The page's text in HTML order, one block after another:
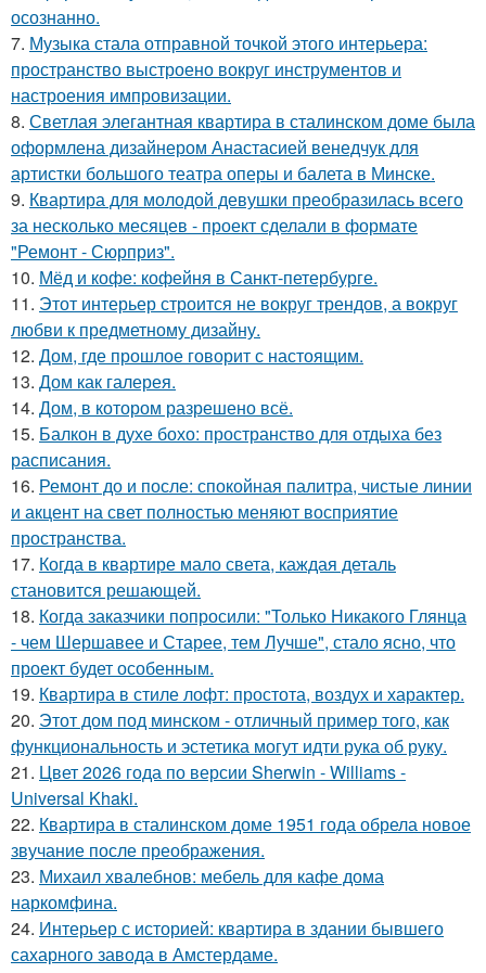
осознанно.
7. Музыка стала отправной точкой этого интерьера:
пространство выстроено вокруг инструментов и
настроения импровизации.
8. Светлая элегантная квартира в сталинском доме была
оформлена дизайнером Анастасией венедчук для
артистки большого театра оперы и балета в Минске.
9. Квартира для молодой девушки преобразилась всего
за несколько месяцев - проект сделали в формате
"Ремонт - Сюрприз".
10. Мёд и кофе: кофейня в Санкт-петербурге.
11. Этот интерьер строится не вокруг трендов, а вокруг
любви к предметному дизайну.
12. Дом, где прошлое говорит с настоящим.
13. Дом как галерея.
14. Дом, в котором разрешено всё.
15. Балкон в духе бохо: пространство для отдыха без
расписания.
16. Ремонт до и после: спокойная палитра, чистые линии
и акцент на свет полностью меняют восприятие
пространства.
17. Когда в квартире мало света, каждая деталь
становится решающей.
18. Когда заказчики попросили: "Только Никакого Глянца
- чем Шершавее и Старее, тем Лучше", стало ясно, что
проект будет особенным.
19. Квартира в стиле лофт: простота, воздух и характер.
20. Этот дом под минском - отличный пример того, как
функциональность и эстетика могут идти рука об руку.
21. Цвет 2026 года по версии Sherwin - Williams -
Universal Khaki.
22. Квартира в сталинском доме 1951 года обрела новое
звучание после преображения.
23. Михаил хвалебнов: мебель для кафе дома
наркомфина.
24. Интерьер с историей: квартира в здании бывшего
сахарного завода в Амстердаме.